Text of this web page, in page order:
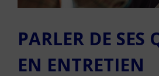
PARLER DE SES
EN ENTRETIEN